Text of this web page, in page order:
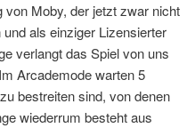
Moby, der jetzt zwar nicht
als einziger Lizensierter
verlangt das Spiel von uns
Arcademode warten 5
bestreiten sind, von denen
wiederrum besteht aus